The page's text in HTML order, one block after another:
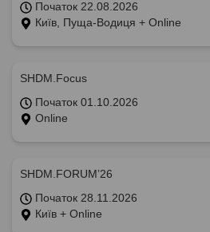
Початок 22.08.2026
Київ, Пуща-Водиця + Online
SHDM.Focus
Початок 01.10.2026
Online
SHDM.FORUM’26
Початок 28.11.2026
Київ + Online